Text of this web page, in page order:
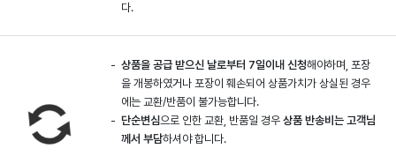
다.
상품을 공급 받으신 날로부터 7일이내 신청해야하며, 포장
을 개봉하였거나 포장이 훼손되어 상품가치가 상실된 경우
에는 교환/반품이 불가능합니다.
단순변심으로 인한 교환, 반품일 경우상품 반송비는 고객님
께서 부담하셔야 합니다.